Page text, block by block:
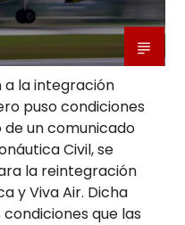
a la integración
puso condiciones
de un comunicado
Civil, se
la reintegración
y Viva Air. Dicha
que las